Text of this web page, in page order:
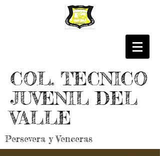
COL. TECNICO
JUVENIL DEL
VALLE
Persevera y Venceras